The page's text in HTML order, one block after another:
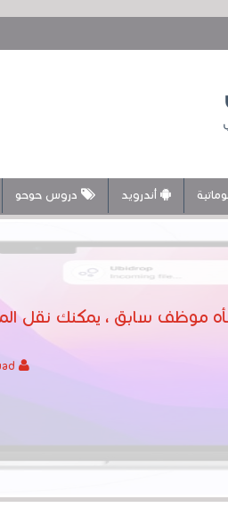
أندرويد دروس حوحو